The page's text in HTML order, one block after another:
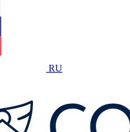
RU